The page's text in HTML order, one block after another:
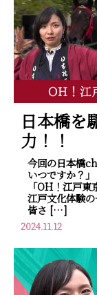
日本橋を
力！！
今回の日本橋
いつですか？
「OH！江戸
江戸文化体験
皆さ […]
2024.11.12